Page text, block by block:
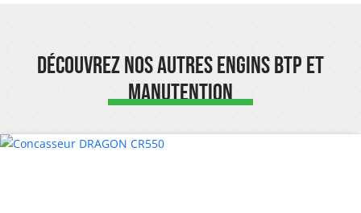
Découvrez nos autres engins BTP et
Manutention